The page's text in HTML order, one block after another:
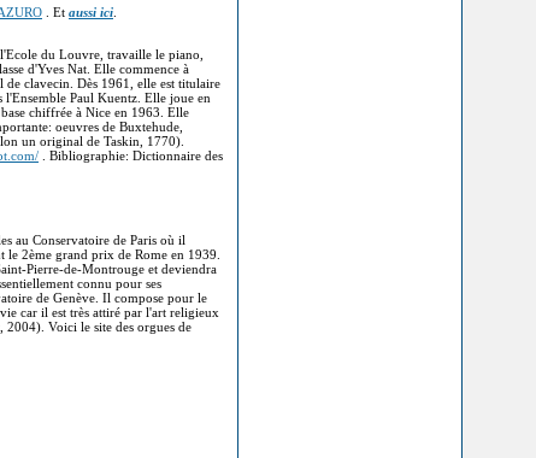
. Et aussi ici
du Louvre, travaille le piano,
d'Yves Nat. Elle commence à
clavecin. Dès 1961, elle est titulaire
l'Ensemble Paul Kuentz. Elle joue en
chiffrée à Nice en 1963. Elle
oeuvres de Buxtehude,
un original de Taskin, 1770).
. Bibliographie: Dictionnaire des
au Conservatoire de Paris où il
2ème grand prix de Rome en 1939.
Pierre-de-Montrouge et deviendra
connu pour ses
de Genève. Il compose pour le
car il est très attiré par l'art religieux
Voici le site des orgues de